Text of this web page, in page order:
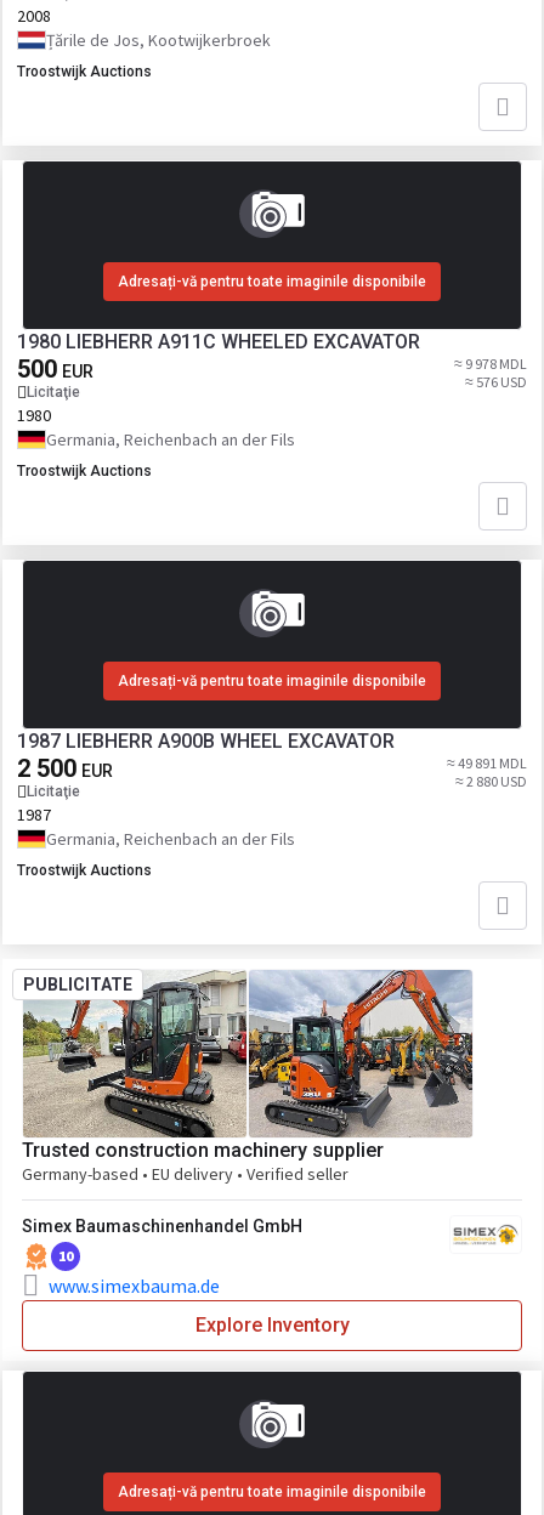
2008
Țările de Jos, Kootwijkerbroek
Troostwijk Auctions
Adresați-vă pentru toate imaginile disponibile
1980 LIEBHERR A911C WHEELED EXCAVATOR
500 EUR
Licitaţie
≈ 9 978 MDL
≈ 576 USD
1980
Germania, Reichenbach an der Fils
Troostwijk Auctions
Adresați-vă pentru toate imaginile disponibile
1987 LIEBHERR A900B WHEEL EXCAVATOR
2 500 EUR
Licitaţie
≈ 49 891 MDL
≈ 2 880 USD
1987
Germania, Reichenbach an der Fils
Troostwijk Auctions
PUBLICITATE
Trusted construction machinery supplier
Germany-based • EU delivery • Verified seller
Simex Baumaschinenhandel GmbH
10
www.simexbauma.de
Explore Inventory
Adresați-vă pentru toate imaginile disponibile